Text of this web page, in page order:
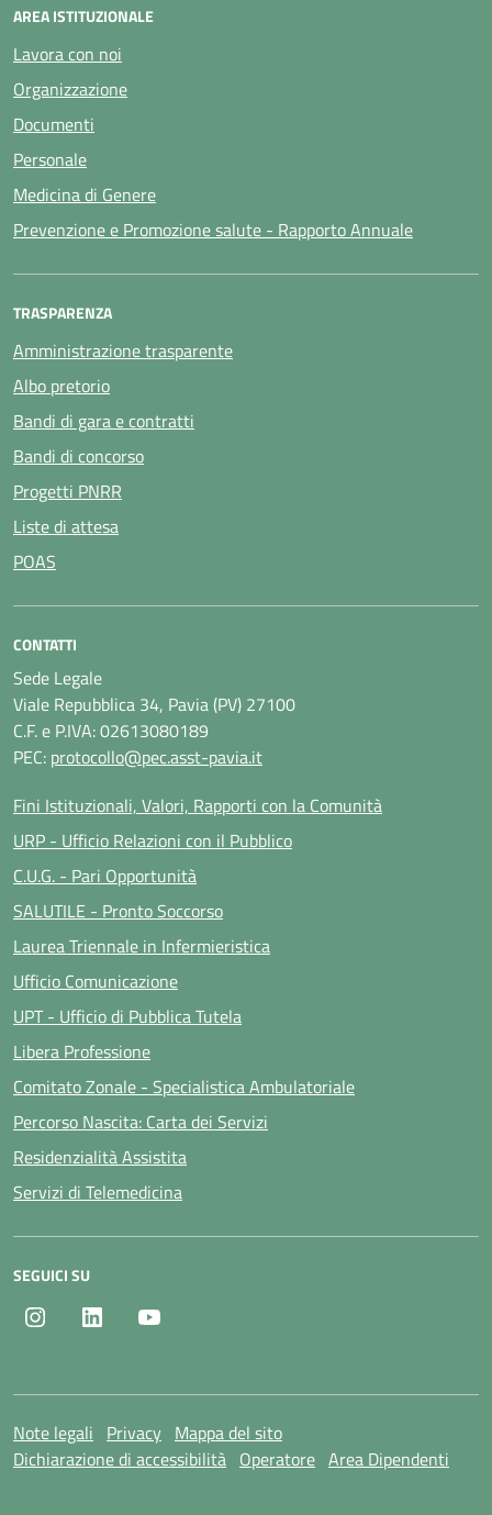
AREA ISTITUZIONALE
Lavora con noi
Organizzazione
Documenti
Personale
Medicina di Genere
Prevenzione e Promozione salute - Rapporto Annuale
TRASPARENZA
Amministrazione trasparente
Albo pretorio
Bandi di gara e contratti
Bandi di concorso
Progetti PNRR
Liste di attesa
POAS
CONTATTI
Sede Legale
Viale Repubblica 34, Pavia (PV) 27100
C.F. e P.IVA: 02613080189
PEC: protocollo@pec.asst-pavia.it
Fini Istituzionali, Valori, Rapporti con la Comunità
URP - Ufficio Relazioni con il Pubblico
C.U.G. - Pari Opportunità
SALUTILE - Pronto Soccorso
Laurea Triennale in Infermieristica
Ufficio Comunicazione
UPT - Ufficio di Pubblica Tutela
Libera Professione
Comitato Zonale - Specialistica Ambulatoriale
Percorso Nascita: Carta dei Servizi
Residenzialità Assistita
Servizi di Telemedicina
SEGUICI SU
Instagram LinkedIn
Note legali Privacy Mappa del sito
Dichiarazione di accessibilità Operatore Area Dipendenti